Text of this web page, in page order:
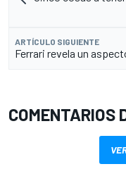
ARTÍCULO SIGUIENTE
Ferrari revela un
COMENTARIOS